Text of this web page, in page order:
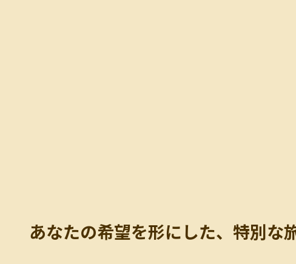
あなたの希望を形にした、特別な旅